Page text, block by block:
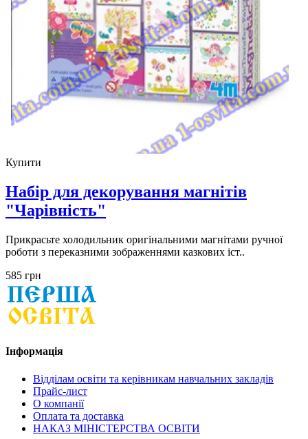
Купити
Набір для декорування магнітів
"Чарівність"
Прикрасьте холодильник оригінальними магнітами ручної
роботи з переказними зображеннями казкових іст..
585 грн
Інформація
Відділам освіти та керівникам навчальних закладів
Прайс-лист
О компанії
Оплата та доставка
НАКАЗ МІНІСТЕРСТВА ОСВІТИ